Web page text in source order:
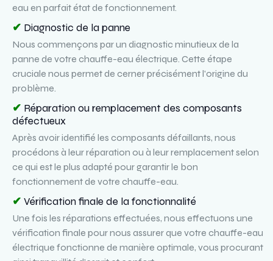
eau en parfait état de fonctionnement.
✔ Diagnostic de la panne
Nous commençons par un diagnostic minutieux de la
panne de votre chauffe-eau électrique. Cette étape
cruciale nous permet de cerner précisément l'origine du
problème.
✔ Réparation ou remplacement des composants
défectueux
Après avoir identifié les composants défaillants, nous
procédons à leur réparation ou à leur remplacement selon
ce qui est le plus adapté pour garantir le bon
fonctionnement de votre chauffe-eau.
✔ Vérification finale de la fonctionnalité
Une fois les réparations effectuées, nous effectuons une
vérification finale pour nous assurer que votre chauffe-eau
électrique fonctionne de manière optimale, vous procurant